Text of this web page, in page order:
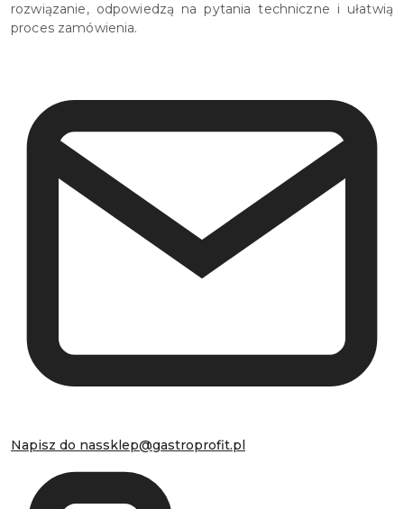
rozwiązanie, odpowiedzą na pytania techniczne i ułatwią
proces zamówienia.
Napisz do nassklep@gastroprofit.pl